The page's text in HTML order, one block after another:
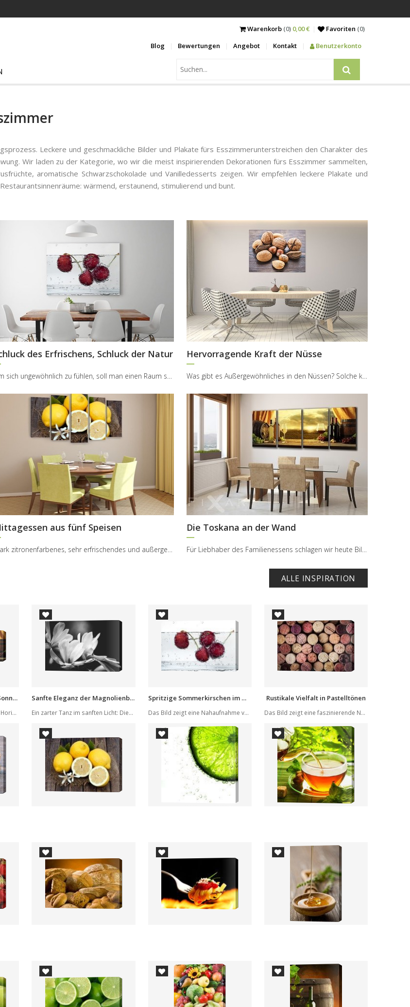
Warenkorb(0) 0,00 € Favoriten (0)
Blog
Bewertungen Angebot Kontakt Benutzerkonto
Leckere und geschmackliche Bilder und Plakate fürs Esszimmerunterstreichen den Charakter des
Wir laden zu der Kategorie, wo wir die meist inspirierenden Dekorationen fürs Esszimmer sammelten,
aromatische Schwarzschokolade und Vanilledesserts zeigen. Wir empfehlen leckere Plakate und
wärmend, erstaunend, stimulierend und bunt.
des Erfrischens, Schluck der Natur
Um sich ungewöhnlich zu fühlen, soll man einen Raum schaffen, der nicht nur mit der Schönheit aus...
Hervorragende Kraft der Nüsse
Was gibt es Außergewöhnliches in den Nüssen? Solche kleine Schätze verbergen außer den Vitaminen ...
aus fünf Speisen Die Toskana an der Wand
ALLE INSPIRATION
Abendliche Weinprobe im Sonnenlicht
Wenn sanftes Sonnenlicht den Horizont küsst und...
Sanfte Eleganz der Magnolienblüten
Ein zarter Tanz im sanften Licht: Dieses Schwar...
Spritzige Sommerkirschen im Wasser
Das Bild zeigt eine Nahaufnahme von frischen, r...
Rustikale Vielfalt in Pastelltönen
Das Bild zeigt eine faszinierende Nahaufnahme v...